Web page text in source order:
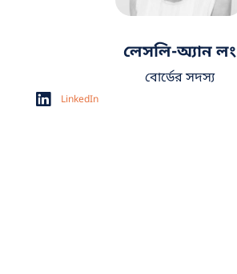
লেসলি-অ্যান লং
বোর্ডের সদস্য
LinkedIn